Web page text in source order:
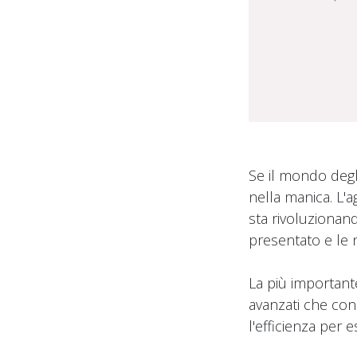
Se il mondo
nella manica.
sta
presentato e le
La più
avanzati che
l'efficienza per